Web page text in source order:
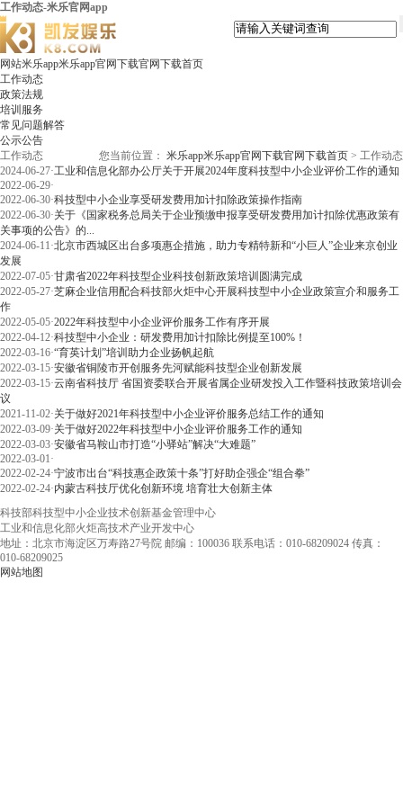
工作动态-米乐官网app
网站米乐app米乐app官网下载官网下载首页
工作动态
政策法规
培训服务
常见问题解答
公示公告
工作动态
您当前位置： 米乐app米乐app官网下载官网下载首页 > 工作动态
2024-06-27·工业和信息化部办公厅关于开展2024年度科技型中小企业评价工作的通知
2022-06-29·
2022-06-30·科技型中小企业享受研发费用加计扣除政策操作指南
2022-06-30·关于《国家税务总局关于企业预缴申报享受研发费用加计扣除优惠政策有
关事项的公告》的...
2024-06-11·北京市西城区出台多项惠企措施，助力专精特新和“小巨人”企业来京创业
发展
2022-07-05·甘肃省2022年科技型企业科技创新政策培训圆满完成
2022-05-27·芝麻企业信用配合科技部火炬中心开展科技型中小企业政策宣介和服务工
作
2022-05-05·2022年科技型中小企业评价服务工作有序开展
2022-04-12·科技型中小企业：研发费用加计扣除比例提至100%！
2022-03-16·“育英计划”培训助力企业扬帆起航
2022-03-15·安徽省铜陵市开创服务先河赋能科技型企业创新发展
2022-03-15·云南省科技厅 省国资委联合开展省属企业研发投入工作暨科技政策培训会
议
2021-11-02·关于做好2021年科技型中小企业评价服务总结工作的通知
2022-03-09·关于做好2022年科技型中小企业评价服务工作的通知
2022-03-03·安徽省马鞍山市打造“小驿站”解决“大难题”
2022-03-01·
2022-02-24·宁波市出台“科技惠企政策十条”打好助企强企“组合拳”
2022-02-24·内蒙古科技厅优化创新环境 培育壮大创新主体
科技部科技型中小企业技术创新基金管理中心
工业和信息化部火炬高技术产业开发中心
地址：北京市海淀区万寿路27号院 邮编：100036 联系电话：010-68209024 传真：
010-68209025
网站地图